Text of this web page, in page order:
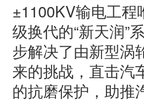
±1100KV输电工
级换代的“新天润”
步解决了由新型涡
来的挑战，直击汽
的抗磨保护，助推